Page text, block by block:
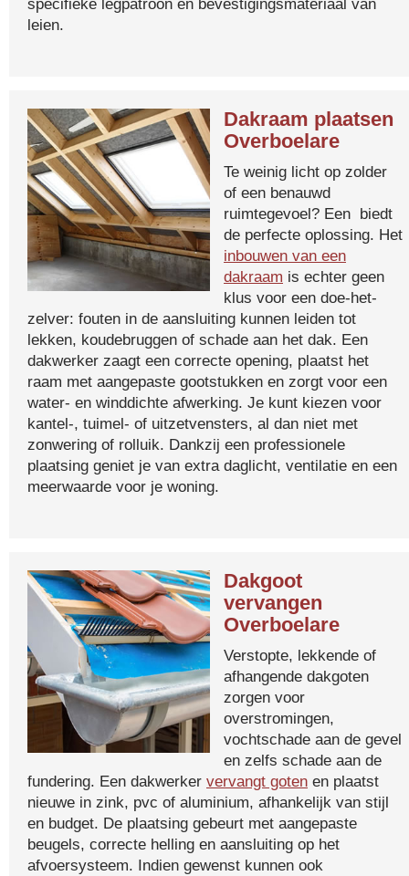
specifieke legpatroon en bevestigingsmateriaal van
leien.
Dakraam plaatsen
Overboelare
Te weinig licht op zolder
of een benauwd
ruimtegevoel? Een biedt
de perfecte oplossing. Het
inbouwen van een
dakraam is echter geen
klus voor een doe-het-
zelver: fouten in de aansluiting kunnen leiden tot
lekken, koudebruggen of schade aan het dak. Een
dakwerker zaagt een correcte opening, plaatst het
raam met aangepaste gootstukken en zorgt voor een
water- en winddichte afwerking. Je kunt kiezen voor
kantel-, tuimel- of uitzetvensters, al dan niet met
zonwering of rolluik. Dankzij een professionele
plaatsing geniet je van extra daglicht, ventilatie en een
meerwaarde voor je woning.
Dakgoot
vervangen
Overboelare
Verstopte, lekkende of
afhangende dakgoten
zorgen voor
overstromingen,
vochtschade aan de gevel
en zelfs schade aan de
fundering. Een dakwerker vervangt goten en plaatst
nieuwe in zink, pvc of aluminium, afhankelijk van stijl
en budget. De plaatsing gebeurt met aangepaste
beugels, correcte helling en aansluiting op het
afvoersysteem. Indien gewenst kunnen ook